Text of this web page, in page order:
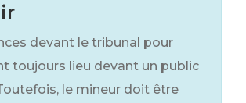
devant le tribunal pour
toujours lieu devant un public
le mineur doit être